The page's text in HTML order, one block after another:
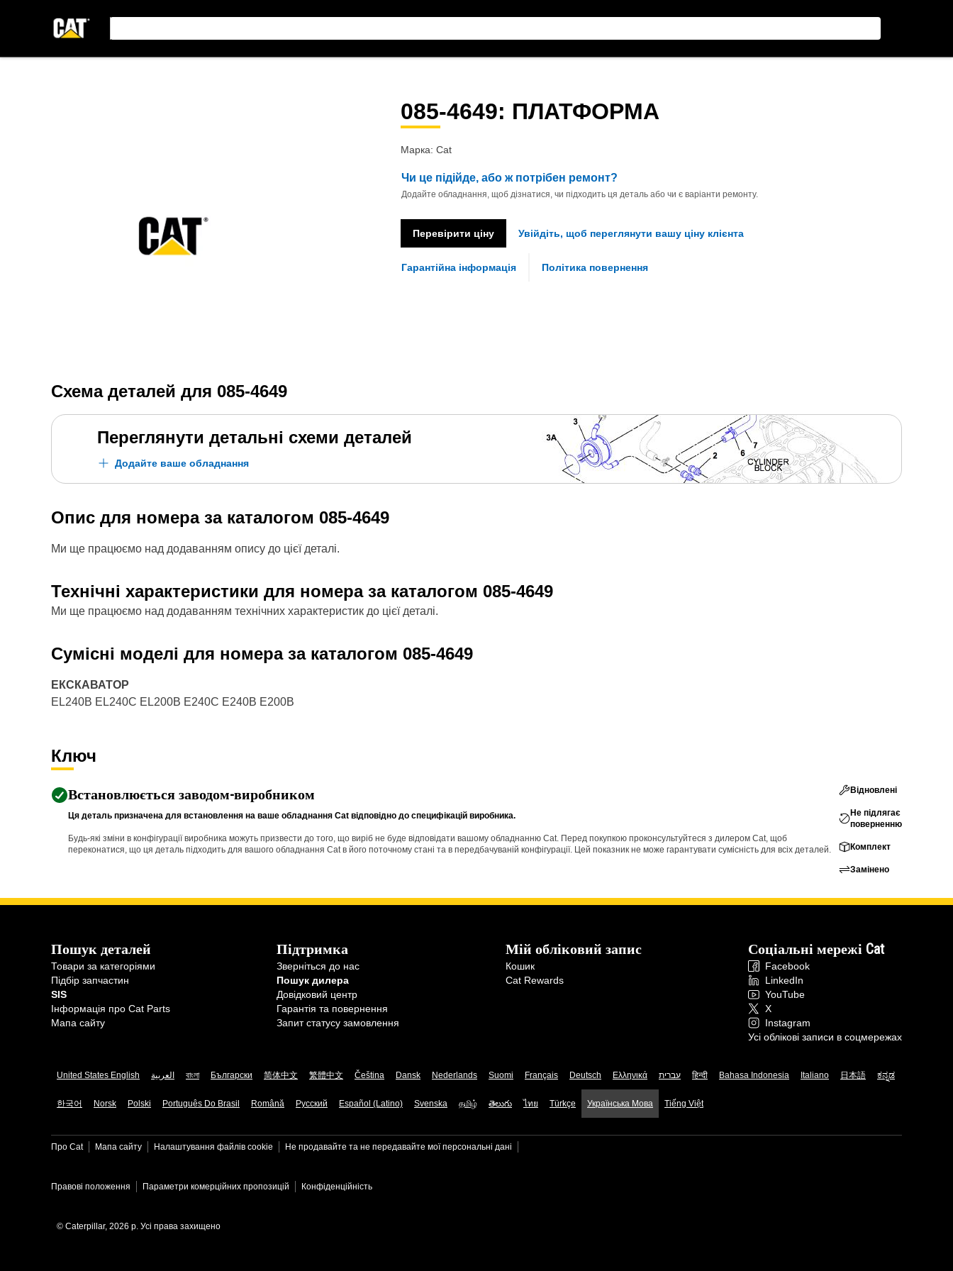
085-4649: ПЛАТФОРМА
Марка: Cat
Чи це підійде, або ж потрібен ремонт?
Додайте обладнання, щоб дізнатися, чи підходить ця деталь або чи є варіанти ремонту.
Перевірити ціну Увійдіть, щоб переглянути вашу ціну клієнта
Гарантійна інформація Політика повернення
Схема деталей для 085-4649
Переглянути детальні схеми деталей
Додайте ваше обладнання
Опис для номера за каталогом 085-4649
Ми ще працюємо над додаванням опису до цієї деталі.
Технічні характеристики для номера за каталогом 085-4649
Ми ще працюємо над додаванням технічних характеристик до цієї деталі.
Сумісні моделі для номера за каталогом 085-4649
ЕКСКАВАТОР
EL240B EL240C EL200B E240C E240B E200B
Ключ
Встановлюється заводом-виробником
Ця деталь призначена для встановлення на ваше обладнання Cat відповідно до специфікацій виробника.
Будь-які зміни в конфігурації виробника можуть призвести до того, що виріб не буде відповідати вашому обладнанню Cat. Перед покупкою проконсультуйтеся з дилером Cat, щоб
переконатися, що ця деталь підходить для вашого обладнання Cat в його поточному стані та в передбачуваній конфігурації. Цей показник не може гарантувати сумісність для всіх деталей.
Відновлені
Не підлягає
поверненню
Комплект
Замінено
Пошук деталей
Товари за категоріями
Підбір запчастин
SIS
Інформація про Cat Parts
Мапа сайту
Підтримка
Зверніться до нас
Пошук дилера
Довідковий центр
Гарантія та повернення
Запит статусу замовлення
Мій обліковий запис
Кошик
Cat Rewards
Соціальні мережі Cat
Facebook
LinkedIn
YouTube
X
Instagram
Усі облікові записи в соцмережах
United States English العربية বাংলা Български 简体中文 繁體中文 Čeština Dansk Nederlands Suomi Français Deutsch Ελληνικά עברית हिन्दी Bahasa Indonesia Italiano 日本語 ಕನ್ನಡ
한국어 Norsk Polski Português Do Brasil Română Русский Español (Latino) Svenska தமிழ் తెలుగు ไทย Türkçe Українська Мова Tiếng Việt
Про Cat Мапа сайту Налаштування файлів​ cookie Не продавайте та не передавайте мої персональні дані
Правові положення Параметри комерційних пропозицій Конфіденційність
© Caterpillar, 2026 р. Усі права захищено